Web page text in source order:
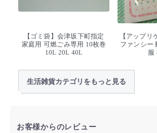
【ゴミ袋】会津坂下町指定
家庭用 可燃ごみ専用 10枚巻
10L 20L 40L
【アップリ
ファンシー
服
生活雑貨カテゴリをもっと見る
お客様からのレビュー